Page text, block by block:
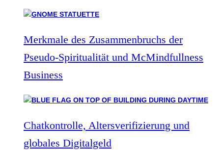
Merkmale des Zusammenbruchs der
Pseudo-Spiritualität und McMindfullness
Business
Chatkontrolle, Altersverifizierung und
globales Digitalgeld